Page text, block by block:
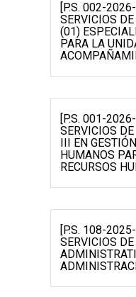
[P.S. 002-
SERVICIOS
(01)
PARA LA
[P.S. 001-
SERVICIOS
III EN
HUMANOS
RECURSOS
[P.S. 108-
SERVICIOS